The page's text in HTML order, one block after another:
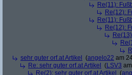
Re(11):
Re(12):
Re(11):
Re(12):
sehr guter orf.at Artikel
(angelo22 am
Re: sehr guter orf.at Artikel
(LSV3
Re(2): sehr guter orf.at Artikel
(